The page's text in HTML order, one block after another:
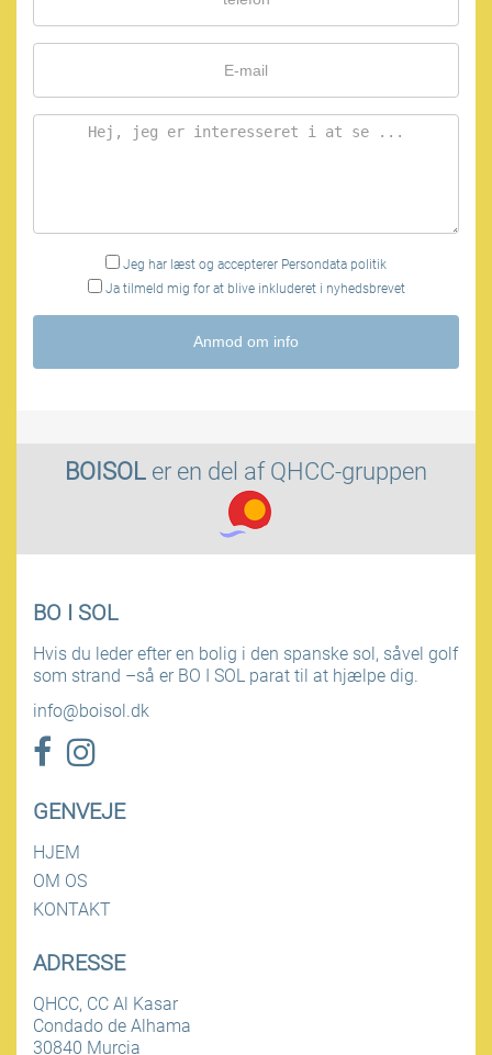
Jeg har læst og accepterer Persondata politik
Ja tilmeld mig for at blive inkluderet i nyhedsbrevet
Anmod om info
BOISOL er en del af QHCC-gruppen
BO I SOL
Hvis du leder efter en bolig i den spanske sol, såvel golf
som strand –så er BO I SOL parat til at hjælpe dig.
info@boisol.dk
GENVEJE
HJEM
OM OS
KONTAKT
ADRESSE
QHCC, CC Al Kasar
Condado de Alhama
30840 Murcia